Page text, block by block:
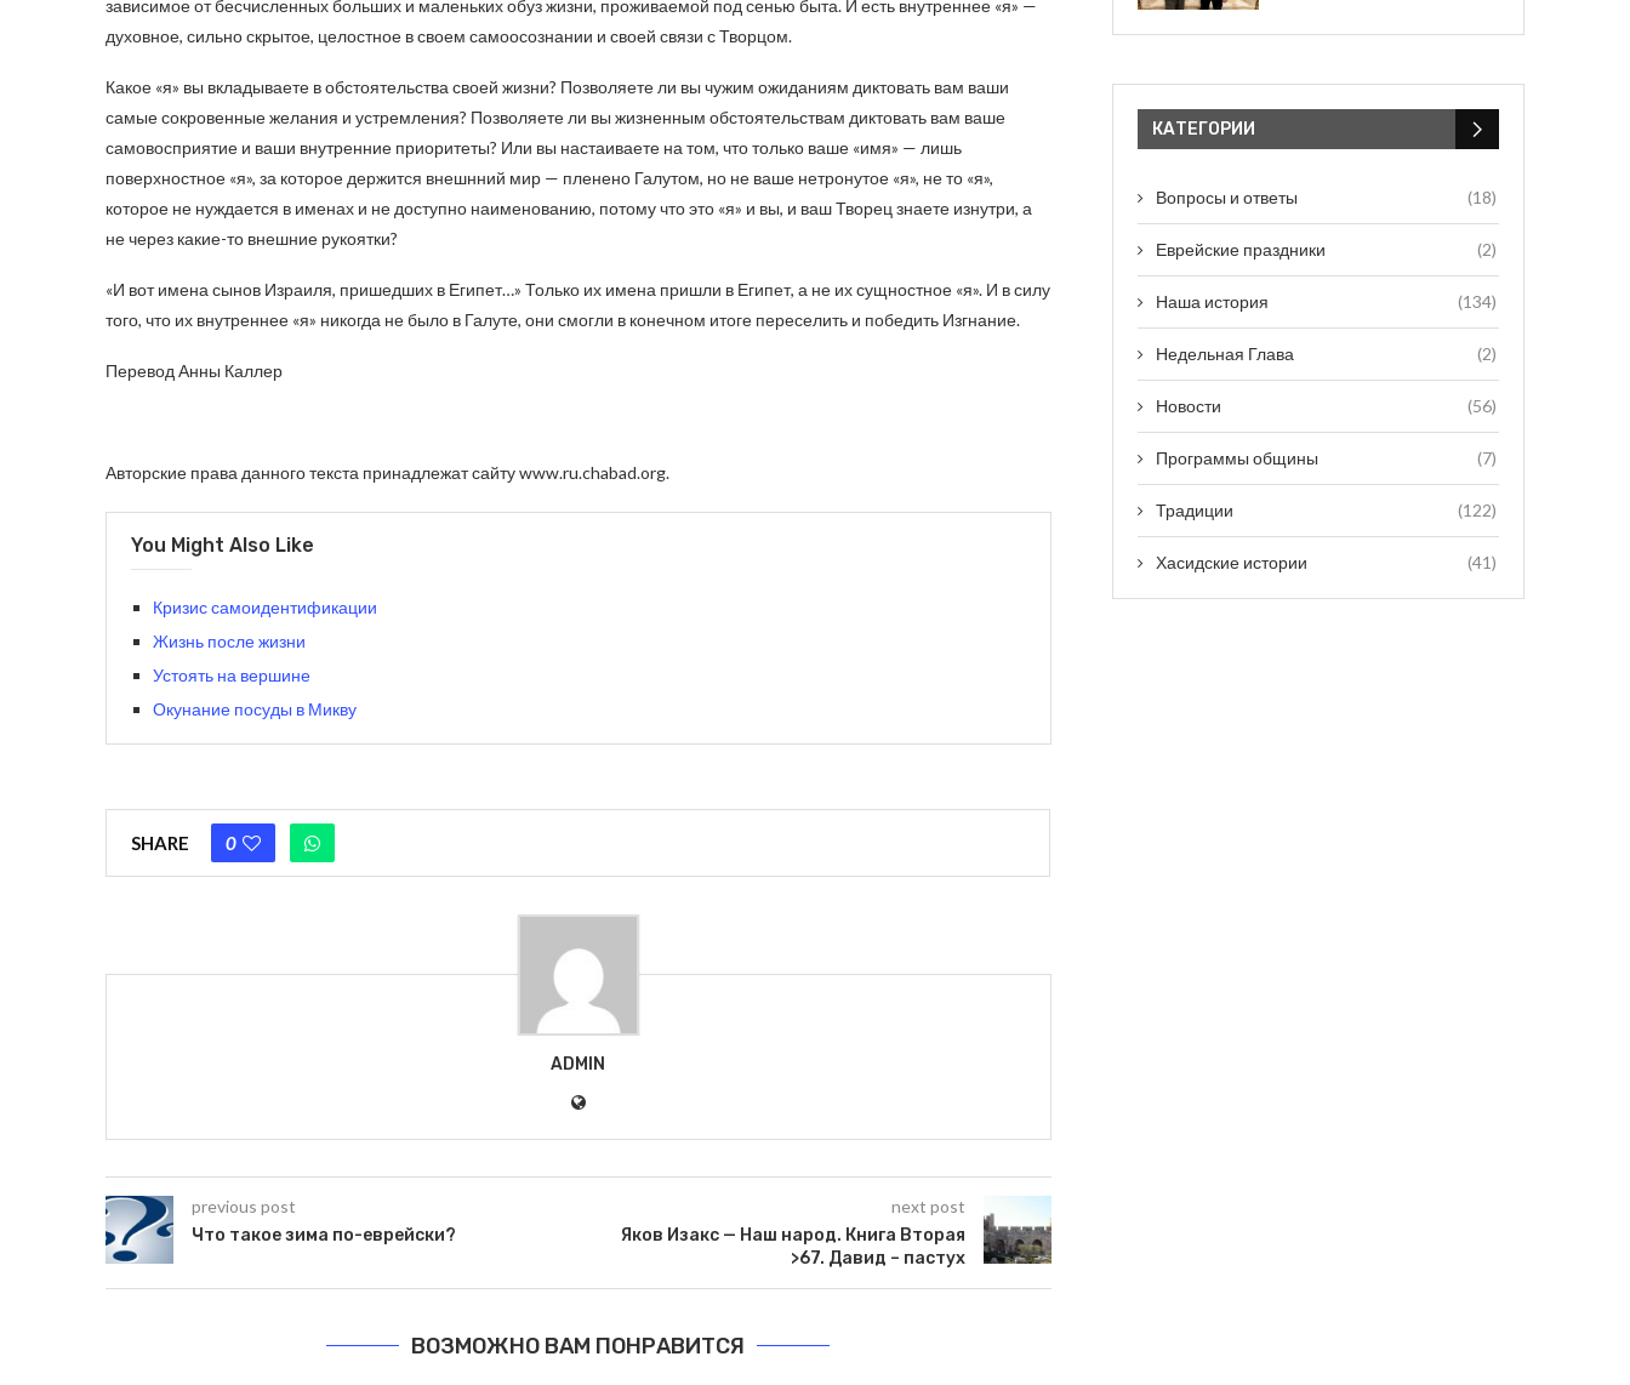
зависимое от бесчисленных больших и маленьких обуз жизни, проживаемой под сенью быта. И есть внутреннее «я» —
духовное, сильно скрытое, целостное в своем самоосознании и своей связи с Творцом.
Какое «я» вы вкладываете в обстоятельства своей жизни? Позволяете ли вы чужим ожиданиям диктовать вам ваши
самые сокровенные желания и устремления? Позволяете ли вы жизненным обстоятельствам диктовать вам ваше
самовосприятие и ваши внутренние приоритеты? Или вы настаиваете на том, что только ваше «имя» — лишь
поверхностное «я», за которое держится внешнний мир — пленено Галутом, но не ваше нетронутое «я», не то «я»,
которое не нуждается в именах и не доступно наименованию, потому что это «я» и вы, и ваш Творец знаете изнутри, а
не через какие-то внешние рукоятки?
«И вот имена сынов Израиля, пришедших в Египет…» Только их имена пришли в Египет, а не их сущностное «я». И в силу
того, что их внутреннее «я» никогда не было в Галуте, они смогли в конечном итоге переселить и победить Изгнание.
Перевод Анны Каллер
Авторские права данного текста принадлежат сайту www.ru.chabad.org.
You Might Also Like
Кризис самоидентификации
Жизнь после жизни
Устоять на вершине
Окунание посуды в Микву
SHARE 0
ADMIN
previous post
Что такое зима по-еврейски?
next post
Яков Изакс — Наш народ. Книга Вторая
>67. Давид – пастух
ВОЗМОЖНО ВАМ ПОНРАВИТСЯ
КАТЕГОРИИ
Вопросы и ответы (18)
Еврейские праздники (2)
Наша история (134)
Недельная Глава (2)
Новости (56)
Программы общины (7)
Традиции (122)
Хасидские истории (41)